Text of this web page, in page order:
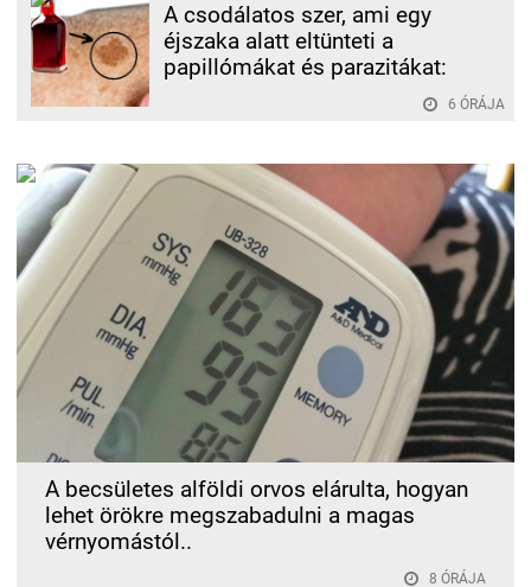
A csodálatos szer, ami egy
éjszaka alatt eltünteti a
papillómákat és parazitákat:
6 ÓRÁJA
A becsületes alföldi orvos elárulta, hogyan
lehet örökre megszabadulni a magas
vérnyomástól..
8 ÓRÁJA